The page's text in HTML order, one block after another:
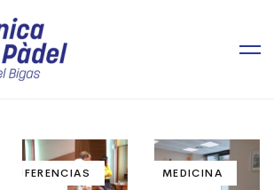
CONFERENCIAS
MEDICINA